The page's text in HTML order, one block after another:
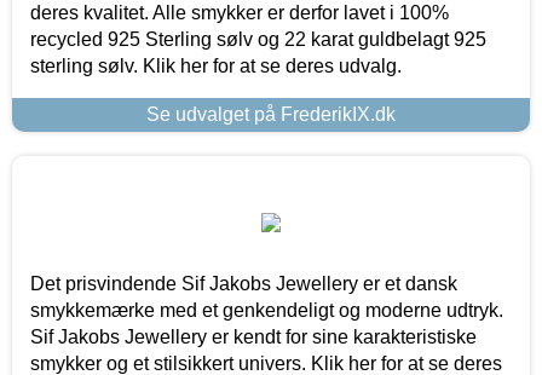
deres kvalitet. Alle smykker er derfor lavet i 100%
recycled 925 Sterling sølv og 22 karat guldbelagt 925
sterling sølv. Klik her for at se deres udvalg.
Se udvalget på FrederikIX.dk
Det prisvindende Sif Jakobs Jewellery er et dansk
smykkemærke med et genkendeligt og moderne udtryk.
Sif Jakobs Jewellery er kendt for sine karakteristiske
smykker og et stilsikkert univers. Klik her for at se deres